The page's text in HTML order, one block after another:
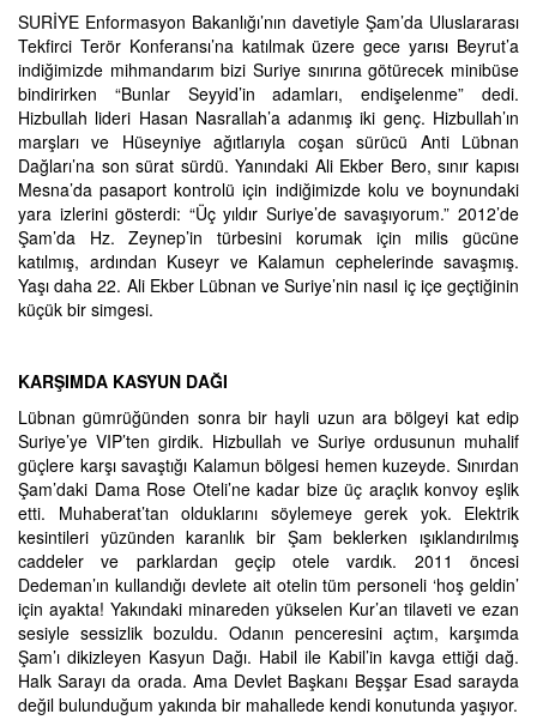
SURİYE Enformasyon Bakanlığı’nın davetiyle Şam’da Uluslararası
Tekfirci Terör Konferansı’na katılmak üzere gece yarısı Beyrut’a
indiğimizde mihmandarım bizi Suriye sınırına götürecek minibüse
bindirirken “Bunlar Seyyid’in adamları, endişelenme” dedi.
Hizbullah lideri Hasan Nasrallah’a adanmış iki genç. Hizbullah’ın
marşları ve Hüseyniye ağıtlarıyla coşan sürücü Anti Lübnan
Dağları’na son sürat sürdü. Yanındaki Ali Ekber Bero, sınır kapısı
Mesna’da pasaport kontrolü için indiğimizde kolu ve boynundaki
yara izlerini gösterdi: “Üç yıldır Suriye’de savaşıyorum.” 2012’de
Şam’da Hz. Zeynep’in türbesini korumak için milis gücüne
katılmış, ardından Kuseyr ve Kalamun cephelerinde savaşmış.
Yaşı daha 22. Ali Ekber Lübnan ve Suriye’nin nasıl iç içe geçtiğinin
küçük bir simgesi.
KARŞIMDA KASYUN DAĞI
Lübnan gümrüğünden sonra bir hayli uzun ara bölgeyi kat edip
Suriye’ye VIP’ten girdik. Hizbullah ve Suriye ordusunun muhalif
güçlere karşı savaştığı Kalamun bölgesi hemen kuzeyde. Sınırdan
Şam’daki Dama Rose Oteli’ne kadar bize üç araçlık konvoy eşlik
etti. Muhaberat’tan olduklarını söylemeye gerek yok. Elektrik
kesintileri yüzünden karanlık bir Şam beklerken ışıklandırılmış
caddeler ve parklardan geçip otele vardık. 2011 öncesi
Dedeman’ın kullandığı devlete ait otelin tüm personeli ‘hoş geldin’
için ayakta! Yakındaki minareden yükselen Kur’an tilaveti ve ezan
sesiyle sessizlik bozuldu. Odanın penceresini açtım, karşımda
Şam’ı dikizleyen Kasyun Dağı. Habil ile Kabil’in kavga ettiği dağ.
Halk Sarayı da orada. Ama Devlet Başkanı Beşşar Esad sarayda
değil bulunduğum yakında bir mahallede kendi konutunda yaşıyor.